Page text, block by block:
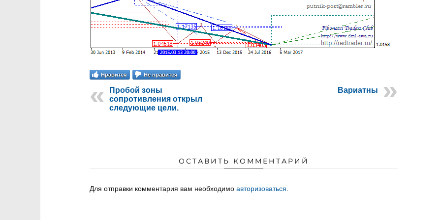
Нравится Не нравится
Пробой зоны
сопротивления открыл
следующие цели.
Вариатны
ОСТАВИТЬ КОММЕНТАРИЙ
Для отправки комментария вам необходимо авторизоваться